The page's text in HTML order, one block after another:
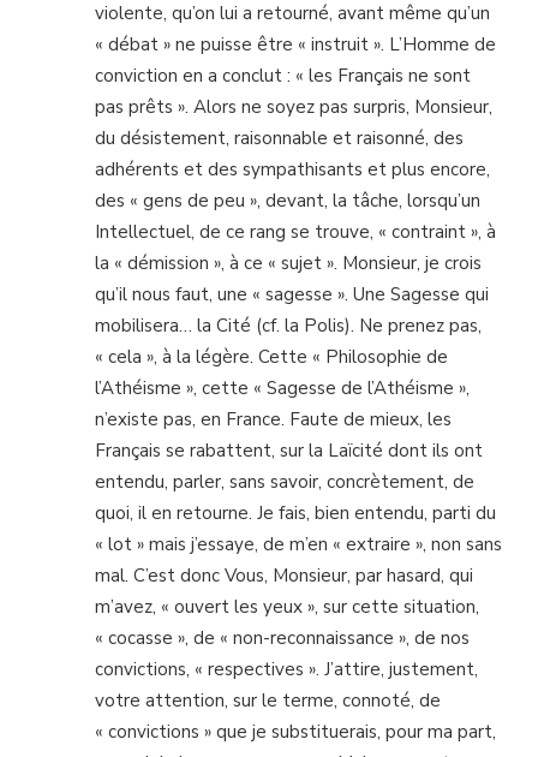
violente, qu’on lui a retourné, avant même qu’un
« débat » ne puisse être « instruit ». L’Homme de
conviction en a conclut : « les Français ne sont
pas prêts ». Alors ne soyez pas surpris, Monsieur,
du désistement, raisonnable et raisonné, des
adhérents et des sympathisants et plus encore,
des « gens de peu », devant, la tâche, lorsqu’un
Intellectuel, de ce rang se trouve, « contraint », à
la « démission », à ce « sujet ». Monsieur, je crois
qu’il nous faut, une « sagesse ». Une Sagesse qui
mobilisera… la Cité (cf. la Polis). Ne prenez pas,
« cela », à la légère. Cette « Philosophie de
l’Athéisme », cette « Sagesse de l’Athéisme »,
n’existe pas, en France. Faute de mieux, les
Français se rabattent, sur la Laïcité dont ils ont
entendu, parler, sans savoir, concrètement, de
quoi, il en retourne. Je fais, bien entendu, parti du
« lot » mais j’essaye, de m’en « extraire », non sans
mal. C’est donc Vous, Monsieur, par hasard, qui
m’avez, « ouvert les yeux », sur cette situation,
« cocasse », de « non-reconnaissance », de nos
convictions, « respectives ». J’attire, justement,
votre attention, sur le terme, connoté, de
« convictions » que je substituerais, pour ma part,